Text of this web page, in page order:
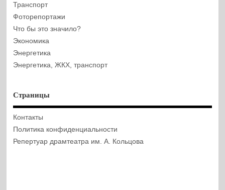
Транспорт
Фоторепортажи
Что бы это значило?
Экономика
Энергетика
Энергетика, ЖКХ, транспорт
Страницы
Контакты
Политика конфиденциальности
Репертуар драмтеатра им. А. Кольцова